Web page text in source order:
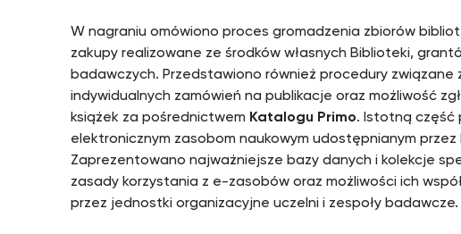
W nagraniu omówiono proces gromadzenia zbiorów
zakupy realizowane ze środków własnych Biblioteki,
badawczych. Przedstawiono również procedury związane
indywidualnych zamówień na publikacje oraz możliwość
książek za pośrednictwem Katalogu Primo. Istotną część
elektronicznym zasobom naukowym udostępnianym przez
Zaprezentowano najważniejsze bazy danych i kolekcje
zasady korzystania z e-zasobów oraz możliwości ich
przez jednostki organizacyjne uczelni i zespoły badawcze.